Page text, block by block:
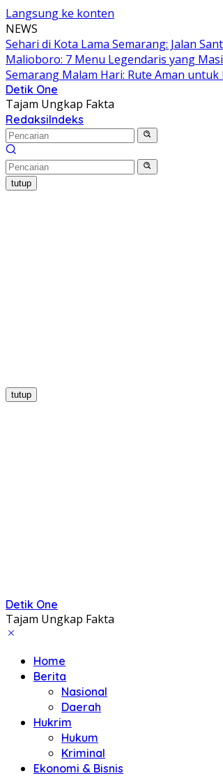
Langsung ke konten
NEWS
Sehari di Kota Lama Semarang: Jalan
Malioboro: 7 Menu Legendaris yang
Semarang Malam Hari: Rute Aman untuk
Detik One
Tajam Ungkap Fakta
RedaksiIndeks
tutup
tutup
Detik One
Tajam Ungkap Fakta
Home
Berita
Nasional
Daerah
Hukrim
Hukum
Kriminal
Ekonomi & Bisnis